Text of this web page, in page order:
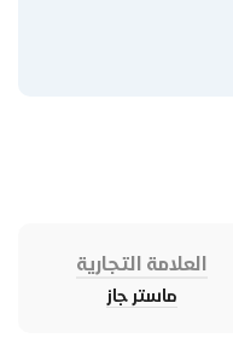
العلامة التجارية
ماستر جاز